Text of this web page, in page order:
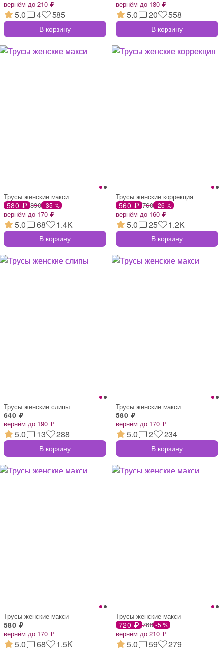
вернём до 210 ₽
5.0 4 585
В корзину
вернём до 180 ₽
5.0 20 558
В корзину
Трусы женские макси
580 ₽ 890 -35 %
вернём до 170 ₽
5.0 68 1.4K
В корзину
Трусы женские коррекция
560 ₽ 760 -26 %
вернём до 160 ₽
5.0 25 1.2K
В корзину
Трусы женские слипы
640 ₽
вернём до 190 ₽
5.0 13 288
В корзину
Трусы женские макси
580 ₽
вернём до 170 ₽
5.0 2 234
В корзину
Трусы женские макси
580 ₽
вернём до 170 ₽
5.0 68 1.5K
Трусы женские макси
720 ₽ 760 -5 %
вернём до 210 ₽
5.0 59 279